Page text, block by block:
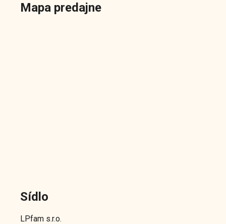
Mapa predajne
Sídlo
LPfam s.r.o.